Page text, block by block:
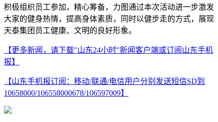
积极组织员工参加，精心筹备，力图通过本次活动进一步激发
大家的健身热情，提高身体素质，同时以健步走的方式，展现
天泰集团员工健康、文明的良好形象。
【更多新闻，请下载"山东24小时"新闻客户端或订阅山东手机
报】
【山东手机报订阅：移动/联通/电信用户分别发送短信SD到
10658000/106558000678/106597009】